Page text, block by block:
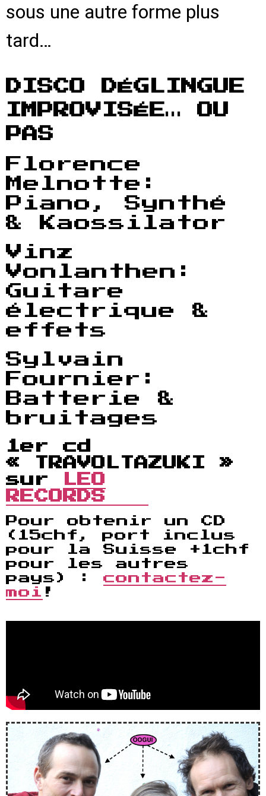
sous une autre forme plus
tard…
DISCO DÉGLINGUE
IMPROVISÉE… OU
PAS
Florence
Melnotte:
Piano, Synthé
& Kaossilator
Vinz
Vonlanthen:
Guitare
électrique &
effets
Sylvain
Fournier:
Batterie &
bruitages
1er cd
« TRAVOLTAZUKI »
sur
LEO
RECORDS
Pour obtenir un CD
(15chf, port inclus
pour la Suisse +1chf
pour les autres
pays) : contactez-
moi !